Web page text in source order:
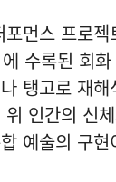
포먼스 프로
수록된 회
탱고로 재
위 인간의 신
예술의 구현